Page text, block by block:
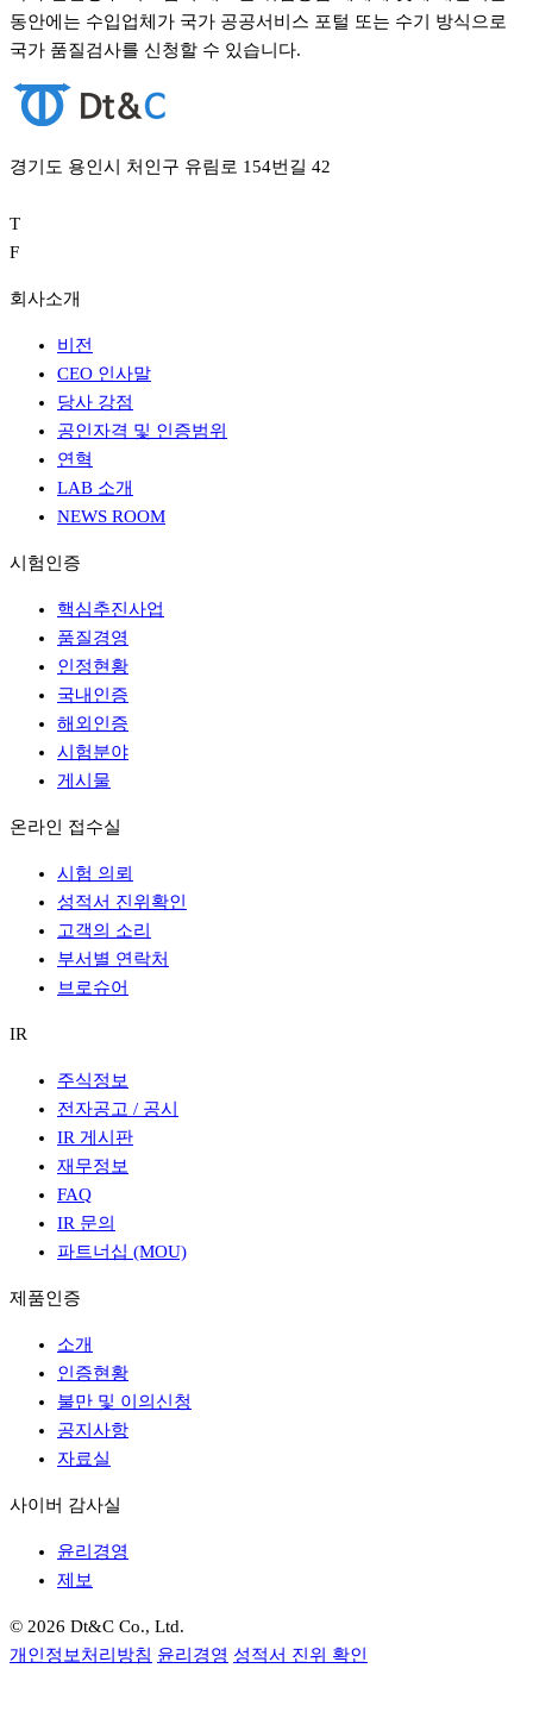
동안에는 수입업체가 국가 공공서비스 포털 또는 수기 방식으로
국가 품질검사를 신청할 수 있습니다.
경기도 용인시 처인구 유림로 154번길 42
T
F
회사소개
비전
CEO 인사말
당사 강점
공인자격 및 인증범위
연혁
LAB 소개
NEWS ROOM
시험인증
핵심추진사업
품질경영
인정현황
국내인증
해외인증
시험분야
게시물
온라인 접수실
시험 의뢰
성적서 진위확인
고객의 소리
부서별 연락처
브로슈어
IR
주식정보
전자공고 / 공시
IR 게시판
재무정보
FAQ
IR 문의
파트너십 (MOU)
제품인증
소개
인증현황
불만 및 이의신청
공지사항
자료실
사이버 감사실
윤리경영
제보
© 2026 Dt&C Co., Ltd.
개인정보처리방침 윤리경영 성적서 진위 확인